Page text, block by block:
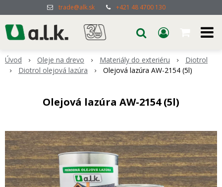
trade@alk.sk +421 48 4700 130
Úvod Oleje na drevo Materiály do exteriéru
Diotrol
Diotrol olejová lazúra
Olejová lazúra AW-2154 (5l)
Olejová lazúra AW-2154 (5l)